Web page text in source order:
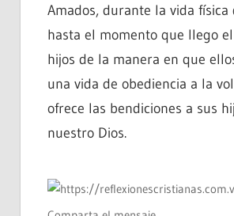
Amados, durante la vida
hasta el momento que llego
hijos de la manera en que
una vida de obediencia a la
ofrece las bendiciones a sus
nuestro Dios.